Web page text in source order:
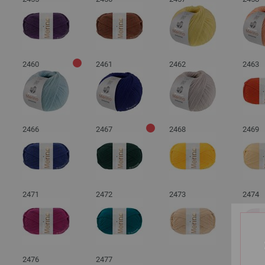
2460 2461 2462 2463
2466 2467 2468 2469
2471 2472 2473 2474
2476 2477